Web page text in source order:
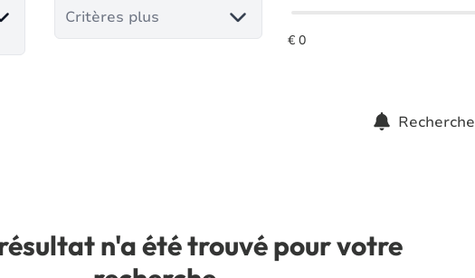
Critères plus
Recherche
n'a été trouvé pour votre